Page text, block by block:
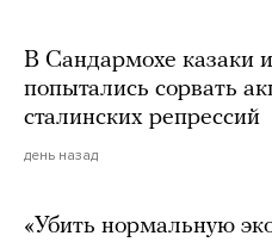
В Сандармохе казаки
попытались сорвать
сталинских репрессий
день назад
«Убить нормальную